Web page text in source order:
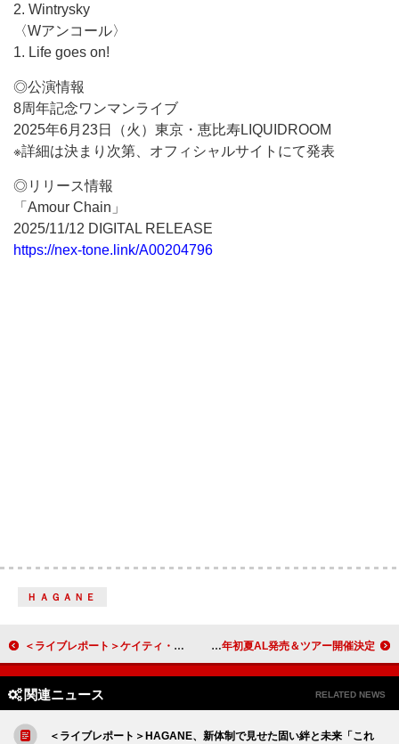
2. Wintrysky
〈Wアンコール〉
1. Life goes on!
◎公演情報
8周年記念ワンマンライブ
2025年6月23日（火）東京・恵比寿LIQUIDROOM
※詳細は決まり次第、オフィシャルサイトにて発表
◎リリース情報
「Amour Chain」
2025/11/12 DIGITAL RELEASE
https://nex-tone.link/A00204796
ＨＡＧＡＮＥ
＜ライブレポート＞ケイティ・ペリー、久々の日本公演で深めたファンとの絆「みんなは、私にとって特別！」 lynch.、20周年記念公演の映像作品リリース決定 2026年初夏AL発売＆ツアー開催決定
関連ニュース RELATED NEWS
＜ライブレポート＞HAGANE、新体制で見せた固い絆と未来「これ